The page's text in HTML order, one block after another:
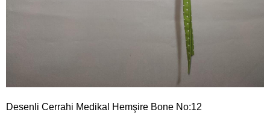
Desenli Cerrahi Medikal Hemşire Bone No:12